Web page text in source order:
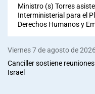
Ministro (s) Torres
Interministerial para el
Derechos Humanos y
Viernes 7 de agosto de 2026
Canciller sostiene
Israel